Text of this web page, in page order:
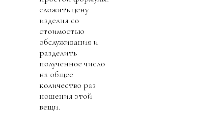
сложить цену
изделия со
стоимостью
обслуживания и
разделить
полученное число
на общее
количество раз
ношения этой
вещи.